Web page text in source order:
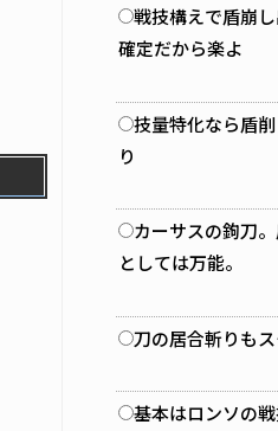
戦技構えで盾崩
確定だから楽よ
技量特化なら盾
り
カーサスの鉤刀
としては万能。
刀の居合斬りも
基本はロンソの